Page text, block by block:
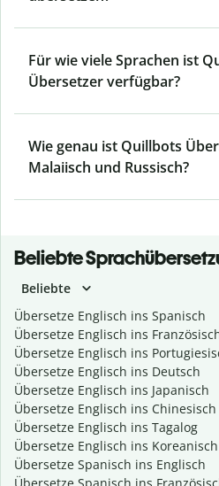
Für wie viele Sprachen ist
Übersetzer verfügbar?
Wie genau ist Quillbots
Malaiisch und Russisch?
Beliebte
Beliebte
Übersetze Englisch ins Spanisch
Übersetze Englisch ins
Übersetze Englisch ins
Übersetze Englisch ins Deutsch
Übersetze Englisch ins Japanisch
Übersetze Englisch ins
Übersetze Englisch ins Tagalog
Übersetze Englisch ins Koreanisch
Übersetze Spanisch ins Englisch